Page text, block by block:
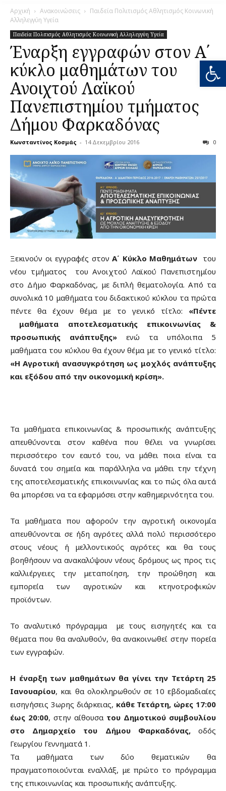
Αρχική Ανακοινώσεις
Παιδεία Πολιτισμός Αθλητισμός Κοινωνική
Αλληλεγγύη Υγεία
Παιδεία Πολιτισμός Αθλητισμός Κοινωνική Αλληλεγγύη Υγεία
Έναρξη εγγραφών στον Α΄
κύκλο μαθημάτων του
Ανοιχτού Λαϊκού
Πανεπιστημίου τμήματος
Δήμου Φαρκαδόνας
Κωνσταντίνος Κοσμάς - 14 Δεκεμβρίου 2016 0
Ξεκινούν οι εγγραφές στον Α΄ Κύκλο Μαθημάτων του
νέου τμήματος του Ανοιχτού Λαϊκού Πανεπιστημίου
στο Δήμο Φαρκαδόνας, με διπλή θεματολογία. Από τα
συνολικά 10 μαθήματα του διδακτικού κύκλου τα πρώτα
πέντε θα έχουν θέμα με το γενικό τίτλο: «Πέντε
μαθήματα αποτελεσματικής επικοινωνίας &
προσωπικής ανάπτυξης» ενώ τα υπόλοιπα 5
μαθήματα του κύκλου θα έχουν θέμα με το γενικό τίτλο:
«Η Αγροτική ανασυγκρότηση ως μοχλός ανάπτυξης
και εξόδου από την οικονομική κρίση».
Τα μαθήματα επικοινωνίας & προσωπικής ανάπτυξης
απευθύνονται στον καθένα που θέλει να γνωρίσει
περισσότερο τον εαυτό του, να μάθει ποια είναι τα
δυνατά του σημεία και παράλληλα να μάθει την τέχνη
της αποτελεσματικής επικοινωνίας και το πώς όλα αυτά
θα μπορέσει να τα εφαρμόσει στην καθημερινότητα του.
Τα μαθήματα που αφορούν την αγροτική οικονομία
απευθύνονται σε ήδη αγρότες αλλά πολύ περισσότερο
στους νέους ή μελλοντικούς αγρότες και θα τους
βοηθήσουν να ανακαλύψουν νέους δρόμους ως προς τις
καλλιέργειες την μεταποίηση, την προώθηση και
εμπορεία των αγροτικών και κτηνοτροφικών
προϊόντων.
Το αναλυτικό πρόγραμμα με τους εισηγητές και τα
θέματα που θα αναλυθούν, θα ανακοινωθεί στην πορεία
των εγγραφών.
Η έναρξη των μαθημάτων θα γίνει την Τετάρτη 25
Ιανουαρίου, και θα ολοκληρωθούν σε 10 εβδομαδιαίες
εισηγήσεις 3ωρης διάρκειας, κάθε Τετάρτη, ώρες 17:00
έως 20:00, στην αίθουσα του Δημοτικού συμβουλίου
στο Δημαρχείο του Δήμου Φαρκαδόνας, οδός
Γεωργίου Γεννηματά 1.
Τα μαθήματα των δύο θεματικών θα
πραγματοποιούνται εναλλάξ, με πρώτο το πρόγραμμα
της επικοινωνίας και προσωπικής ανάπτυξης.